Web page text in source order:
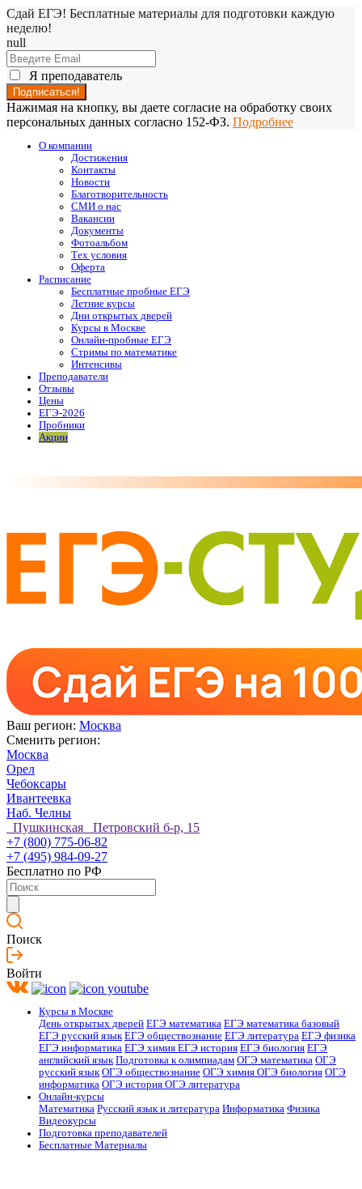
Сдай ЕГЭ! Бесплатные материалы для подготовки каждую
неделю!
null
Я преподаватель
Нажимая на кнопку, вы даете согласие на обработку своих
персональных данных согласно 152-ФЗ. Подробнее
О компании
Достижения
Контакты
Новости
Благотворительность
СМИ о нас
Вакансии
Документы
Фотоальбом
Тех условия
Оферта
Расписание
Бесплатные пробные ЕГЭ
Летние курсы
Дни открытых дверей
Курсы в Москве
Онлайн-пробные ЕГЭ
Стримы по математике
Интенсивы
Преподаватели
Отзывы
Цены
ЕГЭ-2026
Пробники
Акции
Ваш регион: Москва
Сменить регион:
Москва
Орел
Чебоксары
Ивантеевка
Наб. Челны
Пушкинская Петровский б-р, 15
+7 (800) 775-06-82
+7 (495) 984-09-27
Бесплатно по РФ
Поиск
Войти
Курсы в Москве
День открытых дверей ЕГЭ математика ЕГЭ математика базовый
ЕГЭ русский язык ЕГЭ обществознание ЕГЭ литература ЕГЭ физика
ЕГЭ информатика ЕГЭ химия ЕГЭ история ЕГЭ биология ЕГЭ
английский язык Подготовка к олимпиадам ОГЭ математика ОГЭ
русский язык ОГЭ обществознание ОГЭ химия ОГЭ биология ОГЭ
информатика ОГЭ история ОГЭ литература
Онлайн-курсы
Математика Русский язык и литература Информатика Физика
Видеокурсы
Подготовка преподавателей
Бесплатные Материалы